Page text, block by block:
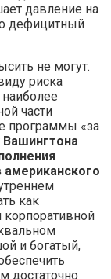
давление на
дефицитный
не могут.
риска
наиболее
части
программы «за
Вашингтона
как
корпоративной
и богатый,
достаточно